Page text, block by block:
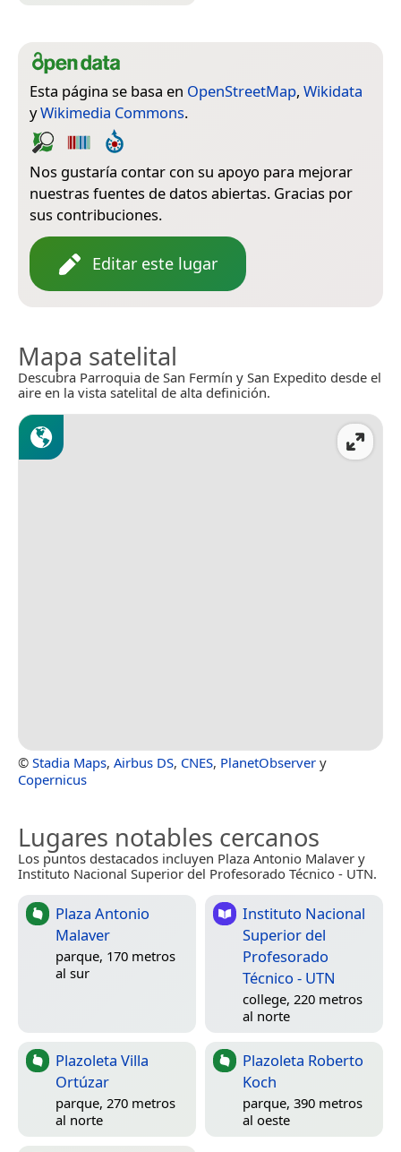
Esta página se basa en OpenStreetMap, Wikidata
yWikimedia Commons.
Nos gustaría contar con su apoyo para mejorar
nuestras fuentes de datos abiertas. Gracias por
sus contribuciones.
Editar este lugar
Mapa satelital
Descubra Parroquia de San Fermín y San Expedito desde el
aire en la vista satelital de alta definición.
© Stadia Maps, Airbus DS, CNES, PlanetObserver y
Copernicus
Lugares notables cercanos
Los puntos destacados incluyen Plaza Antonio Malaver y
Instituto Nacional Superior del Profesorado Técnico - UTN.
Plaza Antonio
Malaver
parque, 170 metros
al sur
Instituto Nacional
Superior del
Profesorado
Técnico - UTN
college, 220 metros
al norte
Plazoleta Villa
Ortúzar
parque, 270 metros
al norte
Plazoleta Roberto
Koch
parque, 390 metros
al oeste